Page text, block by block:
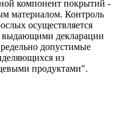
компонент покрытий -
материалом. Контроль
осуществляется
выдающими декларации
допустимые
из
продуктами".